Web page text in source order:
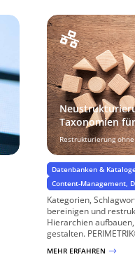
Taxonomien
Restrukturierung
Datenbanken &
Content-Management,
Kategorien,
bereinigen und
Hierarchien
gestalten.
MEHR ERFAHREN $